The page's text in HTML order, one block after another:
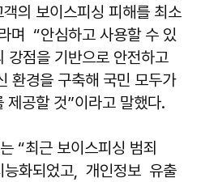
의 보이스피싱 피해를 최소
며 “안심하고 사용할 수 있
강점을 기반으로 안전하고
환경을 구축해 국민 모두가
제공할 것”이라고 말했다.
“최근 보이스피싱 범죄
능화되었고, 개인정보 유출